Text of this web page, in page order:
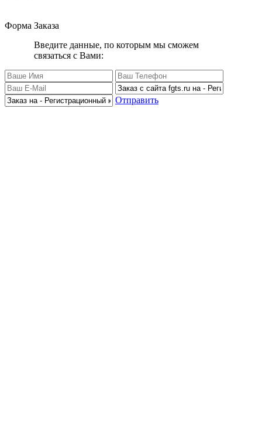
Форма Заказа
Введите данные, по которым мы сможем
связаться с Вами:
Отправить